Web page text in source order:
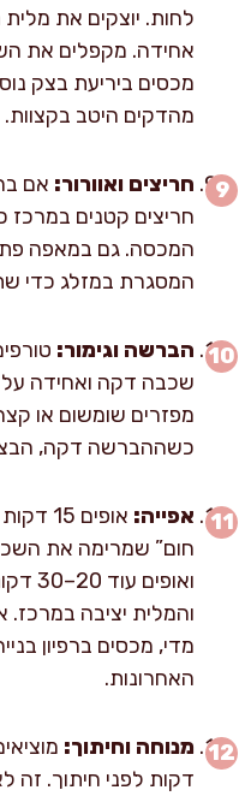
לחות. יוצקים את
אחידה. מקפלים את
מכסים ביריעת בצק
מהדקים היטב בקצוות.
חריצים ואוורור:
חריצים קטנים במרכז
המכסה. גם במאפה
המסגרת במזלג כדי
הברשה וגימור:
שכבה דקה ואחידה
מפזרים שומשום או
כשההברשה דקה,
אפייה:
והמלית יציבה
האחרונות.
מנוחה וחיתוך:
דקות לפני חיתוך. זה